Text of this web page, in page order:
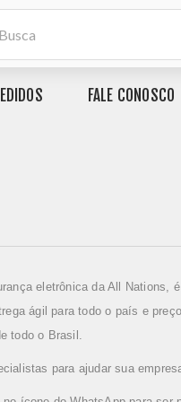
FALE CONOSCO
eletrônica da All Nations,
ágil para todo o país e
todo o Brasil.
para ajudar sua